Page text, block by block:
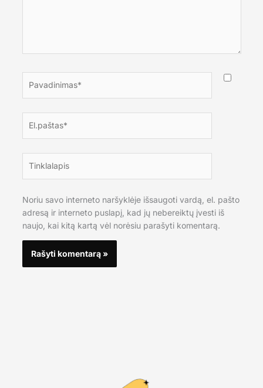
Noriu savo interneto naršyklėje išsaugoti vardą, el. pašto
adresą ir interneto puslapį, kad jų nebereiktų įvesti iš
naujo, kai kitą kartą vėl norėsiu parašyti komentarą.